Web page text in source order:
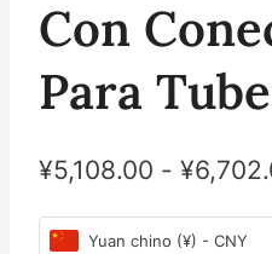
Con
Para
¥5,108.00 - ¥
Yuan chino (¥) - CNY